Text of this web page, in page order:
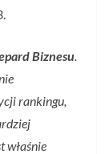
Biznesu.
rankingu,
właśnie